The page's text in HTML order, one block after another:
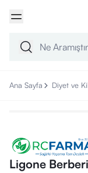
Ana Sayfa Diyet ve
Ligone